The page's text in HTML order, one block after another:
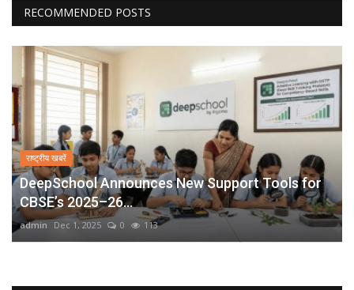
RECOMMENDED POSTS
राष्ट्रीय खबरें
DeepSchool Announces New Support Tools for
CBSE’s 2025–26...
admin Dec 1, 2025 0 113